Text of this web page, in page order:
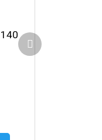
Další produkt